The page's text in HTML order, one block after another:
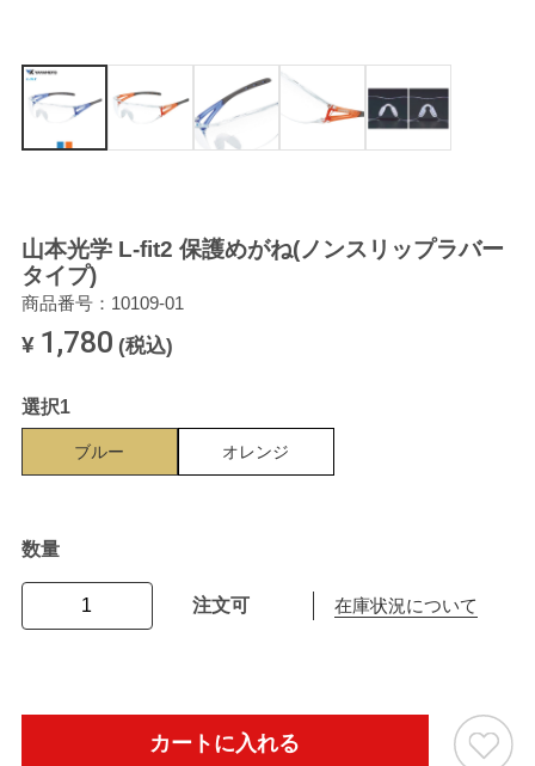
山本光学 L-fit2 保護めがね(ノンスリップラバー
タイプ)
商品番号：10109-01
¥ 1,780 (税込)
選択1
ブルー オレンジ
数量
注文可 在庫状況について
カートに入れる